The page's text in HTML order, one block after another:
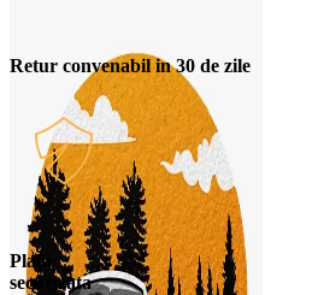
Retur convenabil in 30 de zile
Plata
securizata